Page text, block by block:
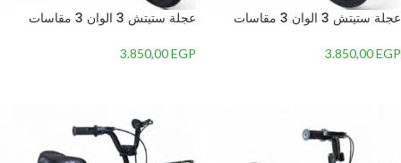
عجلة ستيتش 3 الوان 3 مقاسات
– 20 inch, Red
3.850,00EGP
عجلة ستيتش 3 الوان 3 مقاسات
– 20 inch, Green
3.850,00EGP